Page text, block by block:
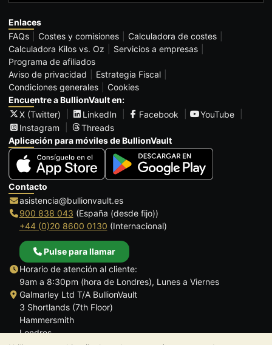
Enlaces
FAQs
Costes y comisiones
Calculadora de costes
Calculadora Kilos vs. Oz
Servicios a empresas
Programa de afiliados
Aviso de privacidad
Estrategia Fiscal
Condiciones generales
Cookies
Encuentre a BullionVault en:
X (Twitter)
LinkedIn Facebook
YouTube
Instagram
Threads
Aplicación para móviles de BullionVault
Contacto
asistencia@bullionvault.es
900 838 043 (España (desde fijo))
+44 (0)20 8600 0130 (Internacional)
Pulse para llamar
Horario de atención al cliente:
9am a 8:30pm (hora de Londres), Lunes a Viernes
Galmarley Ltd T/A BullionVault
3 Shortlands (7th Floor)
Hammersmith
Londres